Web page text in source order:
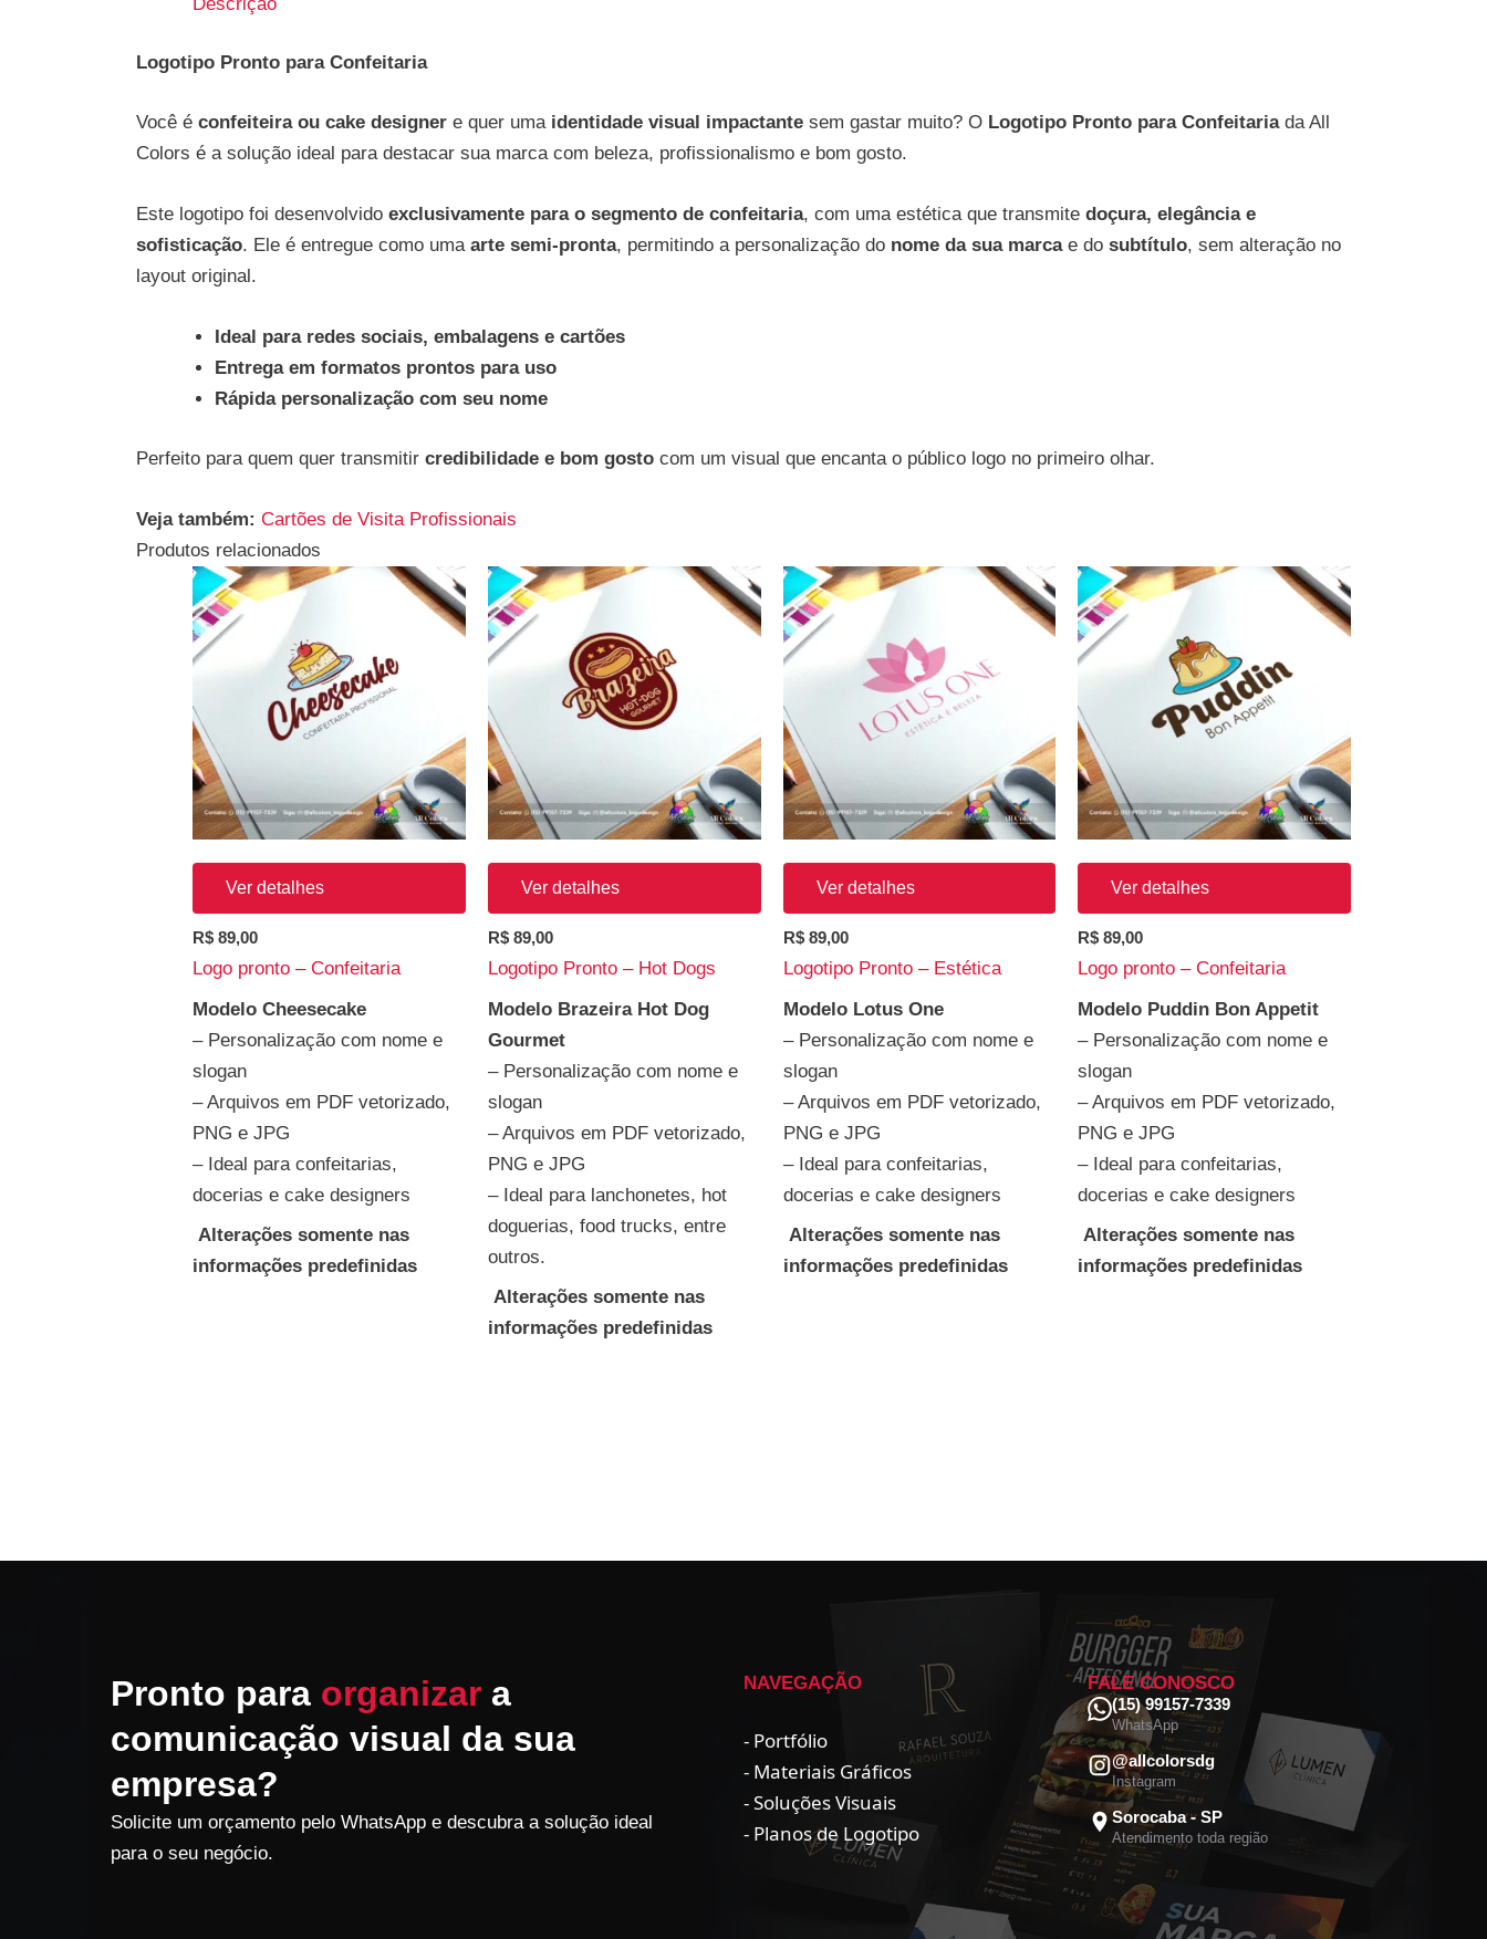
Logotipo Pronto para Confeitaria
Você é confeiteira ou cake designer e quer uma identidade visual impactante sem gastar muito? O Logotipo Pronto para Confeitariada All
Colors é a solução ideal para destacar sua marca com beleza, profissionalismo e bom gosto.
Este logotipo foi desenvolvido exclusivamente para o segmento de confeitaria, com uma estética que transmite doçura, elegância e
sofisticação. Ele é entregue como uma arte semi-pronta, permitindo a personalização do nome da sua marcae do subtítulo, sem alteração no
layout original.
Ideal para redes sociais, embalagens e cartões
Entrega em formatos prontos para uso
Rápida personalização com seu nome
Perfeito para quem quer transmitir credibilidade e bom gosto com um visual que encanta o público logo no primeiro olhar.
Veja também: Cartões de Visita Profissionais
Produtos relacionados
Ver detalhes
R$ 89,00
Logo pronto – Confeitaria
Modelo Cheesecake
– Personalização com nome e
slogan
– Arquivos em PDF vetorizado,
PNG e JPG
– Ideal para confeitarias,
docerias e cake designers
Alterações somente nas
informações predefinidas
Ver detalhes
R$89,00
Logotipo Pronto – Hot Dogs
Modelo Brazeira Hot Dog
Gourmet
– Personalização com nome e
slogan
– Arquivos em PDF vetorizado,
PNG e JPG
– Ideal para lanchonetes, hot
doguerias, food trucks, entre
outros.
Alterações somente nas
informações predefinidas
Ver detalhes
R$89,00
Logotipo Pronto – Estética
Modelo Lotus One
– Personalização com nome e
slogan
– Arquivos em PDF vetorizado,
PNG e JPG
– Ideal para confeitarias,
docerias e cake designers
Alterações somente nas
informações predefinidas
Ver detalhes
R$ 89,00
Logo pronto – Confeitaria
Modelo Puddin Bon Appetit
– Personalização com nome e
slogan
– Arquivos em PDF vetorizado,
PNG e JPG
– Ideal para confeitarias,
docerias e cake designers
Alterações somente nas
informações predefinidas
Pronto para organizar a
comunicação visual da sua
empresa?
Solicite um orçamento pelo WhatsApp e descubra a solução ideal
para o seu negócio.
NAVEGAÇÃO
- Portfólio
- Materiais Gráficos
- Soluções Visuais
- Planos de Logotipo
FALE CONOSCO
(15) 99157-7339
WhatsApp
@allcolorsdg
Instagram
Sorocaba - SP
Atendimento toda região